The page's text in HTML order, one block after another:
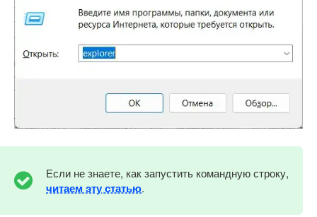
Если не знаете, как запустить командную строку,
читаем эту статью.